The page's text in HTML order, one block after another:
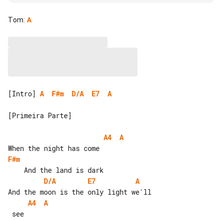
Tom: A
[Intro] A F#m D/A E7 A
[Primeira Parte]
A4
A
F#m
D/A
E7
A
A4
A